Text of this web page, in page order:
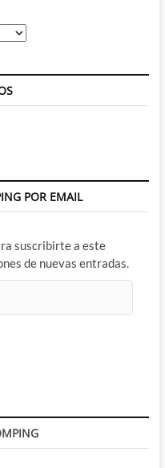
POR EMAIL
suscribirte a este
de nuevas entradas.